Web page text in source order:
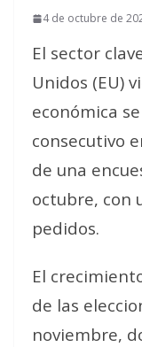
4 de octubre de
El sector
Unidos (EU)
económica
consecutivo
de una
octubre, con
pedidos.
El
de las
noviembre,